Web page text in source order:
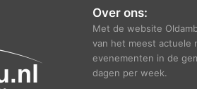
j
n
0
Over ons:
Met de website
van het meest actuele
evenementen in de
dagen per week.